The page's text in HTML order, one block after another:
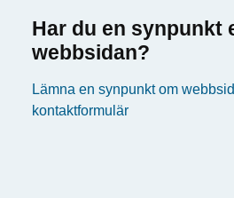
Har du en synpunkt
webbsidan?
Lämna en synpunkt om
kontaktformulär